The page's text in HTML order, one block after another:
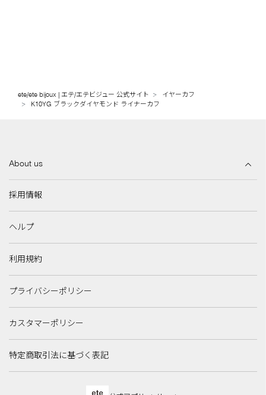
ete/ete bijoux | エテ/エテビジュー 公式サイト
イヤーカフ
K10YG ブラックダイヤモンド ライナーカフ
About us
採用情報
ヘルプ
利用規約
プライバシーポリシー
カスタマーポリシー
特定商取引法に基づく表記